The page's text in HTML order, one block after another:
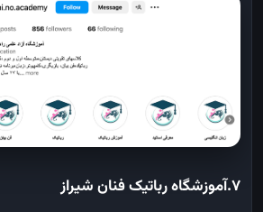
7.آموزشگاه رباتیک فنان شیراز